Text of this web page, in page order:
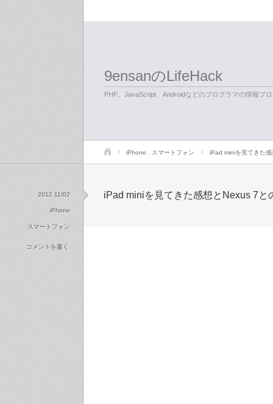
9ensanのLifeHack
PHP、JavaScript、Androidなどのプログラマの情報ブ
iPhone スマートフォン iPad miniを見てきた
iPad miniを見てきた感想とNexus 7と
2012 11/02
iPhone
スマートフォン
コメントを書く